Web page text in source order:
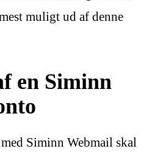
muligt ud af denne
en Siminn
Siminn Webmail skal